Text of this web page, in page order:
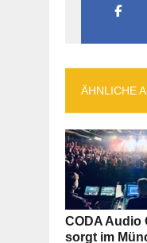
ÄHNLICHE
CODA Audio
sorgt im